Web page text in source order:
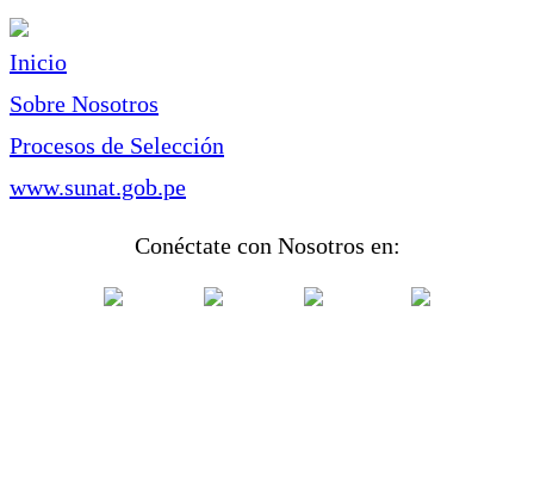
Inicio
Sobre Nosotros
Procesos de Selección
www.sunat.gob.pe
Conéctate con Nosotros en: